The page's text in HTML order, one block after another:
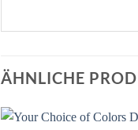
ÄHNLICHE